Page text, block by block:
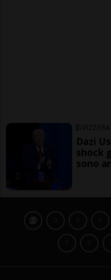
SVIZZERA
Dazi
shock
sono